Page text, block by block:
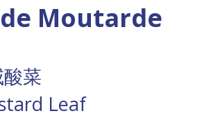
Moutarde
菜
Leaf